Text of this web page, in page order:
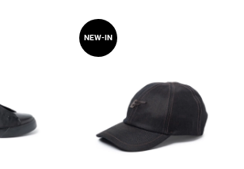
NEW-IN